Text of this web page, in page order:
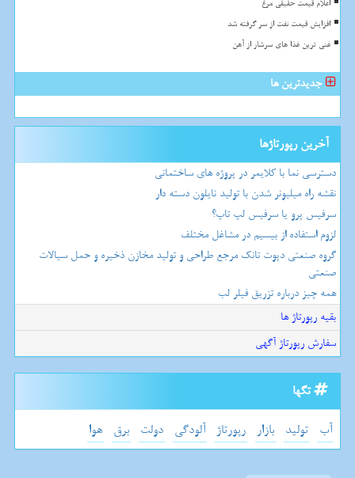
اعلام قیمت حقیقی مرغ
افزایش قیمت نفت از سر گرفته شد
غنی ترین غذا های سرشار از آهن
جدیدترین ها
آخرین رپورتاژها
دسترسی نما با کلایمر در پروژه های ساختمانی
نقشه راه میلیونر شدن با تولید نایلون دسته دار
سرفیس پرو یا سرفیس لپ تاپ؟
لزوم استفاده از بیسیم در مشاغل مختلف
گروه صنعتی دپوت تانک مرجع طراحی و تولید مخازن ذخیره و حمل سیالات
صنعتی
همه چیز درباره تزریق فیلر لب
بقیه رپورتاژ ها
سفارش رپورتاژ آگهی
تگها
آب تولید بازار رپورتاژ آلودگی دولت برق هوا